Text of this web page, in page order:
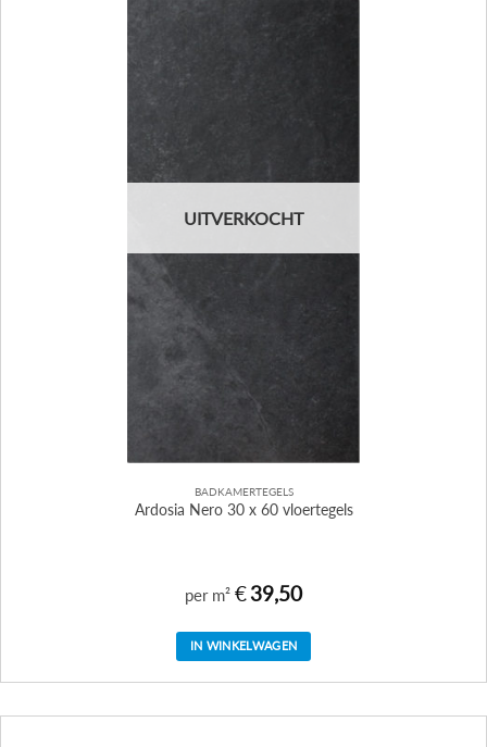
UITVERKOCHT
BADKAMERTEGELS
Ardosia Nero 30 x 60 vloertegels
per m² €39,50
IN WINKELWAGEN